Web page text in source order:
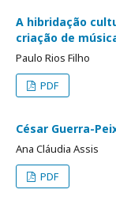
A hibridação
criação de
Paulo Rios Filho
PDF
César Guerra-
Ana Cláudia Assis
PDF